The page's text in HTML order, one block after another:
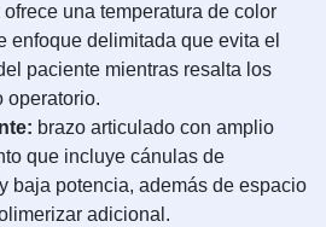
una temperatura de color
enfoque delimitada que evita el
paciente mientras resalta los
operatorio.
brazo articulado con amplio
que incluye cánulas de
baja potencia, además de espacio
adicional.